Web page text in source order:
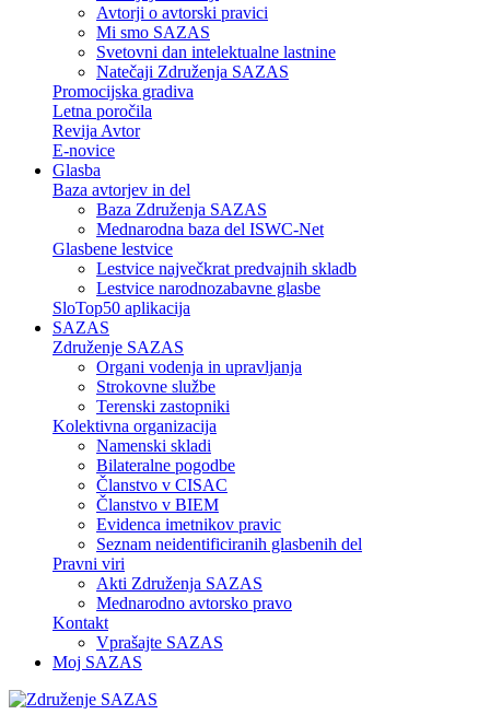
Avtorji o avtorski pravici
Mi smo SAZAS
Svetovni dan intelektualne lastnine
Natečaji Združenja SAZAS
Promocijska gradiva
Letna poročila
Revija Avtor
E-novice
Glasba
Baza avtorjev in del
Baza Združenja SAZAS
Mednarodna baza del ISWC-Net
Glasbene lestvice
Lestvice največkrat predvajnih skladb
Lestvice narodnozabavne glasbe
SloTop50 aplikacija
SAZAS
Združenje SAZAS
Organi vodenja in upravljanja
Strokovne službe
Terenski zastopniki
Kolektivna organizacija
Namenski skladi
Bilateralne pogodbe
Članstvo v CISAC
Članstvo v BIEM
Evidenca imetnikov pravic
Seznam neidentificiranih glasbenih del
Pravni viri
Akti Združenja SAZAS
Mednarodno avtorsko pravo
Kontakt
Vprašajte SAZAS
Moj SAZAS